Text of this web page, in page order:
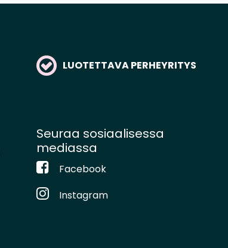
LUOTETTAVA PERHEYRITYS
Seuraa sosiaalisessa
mediassa
Facebook
Instagram